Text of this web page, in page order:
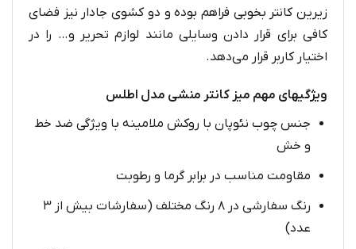
زیرین کانتر بخوبی فراهم بوده و دو کشوی جادار نیز فضای
کافی برای قرار دادن وسایلی مانند لوازم تحریر و… را در
اختیار کاربر قرار می‌دهد.
ویژگیهای مهم میز کانتر منشی مدل اطلس
جنس چوب نئوپان با روکش ملامینه با ویژگی ضد خط
و خش
مقاومت مناسب در برابر گرما و رطوبت
رنگ سفارشی در ۸ رنگ مختلف (سفارشات بیش از ۳
عدد)